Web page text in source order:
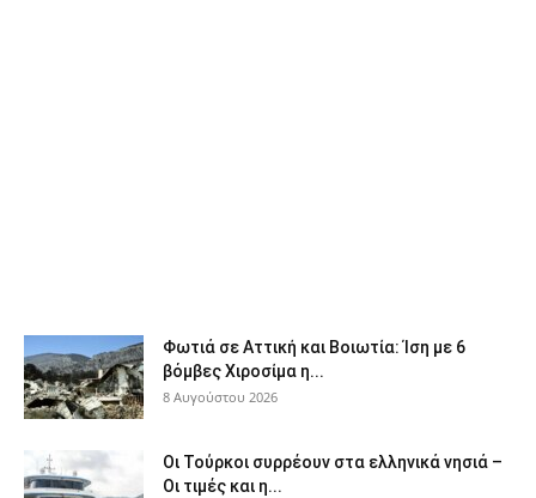
Φωτιά σε Αττική και Βοιωτία: Ίση με 6
βόμβες Χιροσίμα η...
8 Αυγούστου 2026
Οι Τούρκοι συρρέουν στα ελληνικά νησιά –
Οι τιμές και η...